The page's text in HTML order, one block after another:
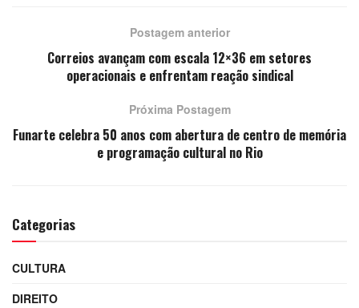
Postagem anterior
Correios avançam com escala 12×36 em setores
operacionais e enfrentam reação sindical
Próxima Postagem
Funarte celebra 50 anos com abertura de centro de memória
e programação cultural no Rio
Categorias
CULTURA
DIREITO